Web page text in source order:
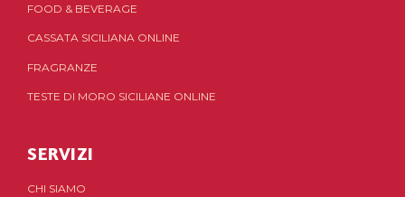
FOOD & BEVERAGE
CASSATA SICILIANA ONLINE
FRAGRANZE
TESTE DI MORO SICILIANE ONLINE
SERVIZI
CHI SIAMO